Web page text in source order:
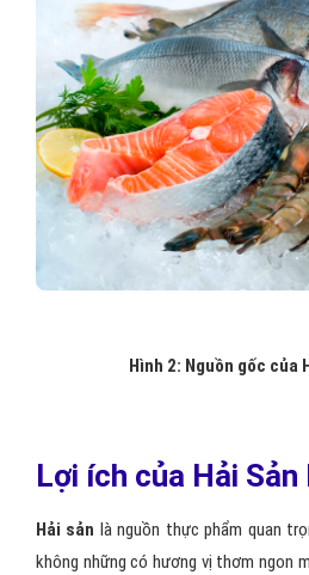
Hình 2: Nguồn gốc của
Lợi ích của Hải Sản
Hải sản là nguồn thực phẩm quan
không những có hương vị thơm ngon